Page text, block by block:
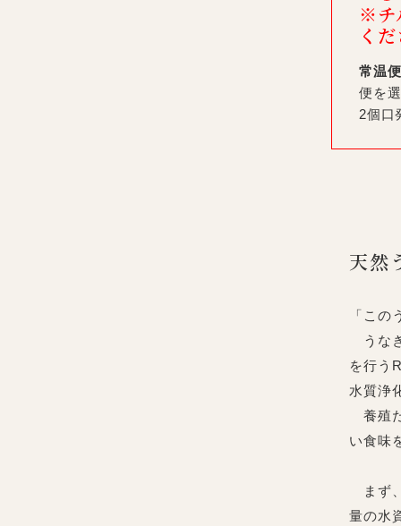
※チ
く
常温
便を
2個口
天然
「こ
うな
を行う
水質浄
養殖
い食味
まず
量の水